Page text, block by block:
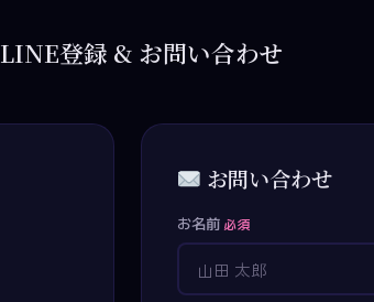
LINE登録 & お問い合わせ
お問い合わせ
お名前 必須